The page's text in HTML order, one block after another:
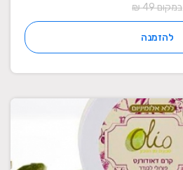
במקום 49 ₪
להזמנה